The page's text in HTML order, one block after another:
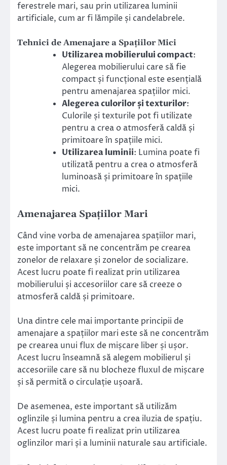
ferestrele mari, sau prin utilizarea luminii
artificiale, cum ar fi lămpile și candelabrele.
Tehnici de Amenajare a Spațiilor Mici
Utilizarea mobilierului compact:
Alegerea mobilierului care să fie
compact și funcțional este esențială
pentru amenajarea spațiilor mici.
Alegerea culorilor și texturilor:
Culorile și texturile pot fi utilizate
pentru a crea o atmosferă caldă și
primitoare în spațiile mici.
Utilizarea luminii: Lumina poate fi
utilizată pentru a crea o atmosferă
luminoasă și primitoare în spațiile
mici.
Amenajarea Spațiilor Mari
Când vine vorba de amenajarea spațiilor mari,
este important să ne concentrăm pe crearea
zonelor de relaxare și zonelor de socializare.
Acest lucru poate fi realizat prin utilizarea
mobilierului și accesoriilor care să creeze o
atmosferă caldă și primitoare.
Una dintre cele mai importante principii de
amenajare a spațiilor mari este să ne concentrăm
pe crearea unui flux de mișcare liber și ușor.
Acest lucru înseamnă să alegem mobilierul și
accesoriile care să nu blocheze fluxul de mișcare
și să permită o circulație ușoară.
De asemenea, este important să utilizăm
oglinzile și lumina pentru a crea iluzia de spațiu.
Acest lucru poate fi realizat prin utilizarea
oglinzilor mari și a luminii naturale sau artificiale.